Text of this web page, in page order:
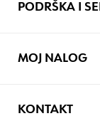
PODRŠKA I
MOJ NALOG
KONTAKT